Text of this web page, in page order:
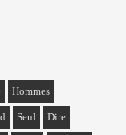
Hommes
Seul Dire